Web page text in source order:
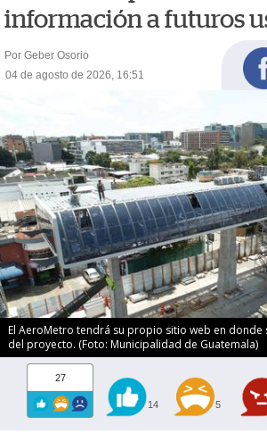
información a futuros
Por Geber Osorio
04 de agosto de 2026, 16:51
El AeroMetro tendrá su propio sitio web en
del proyecto. (Foto: Municipalidad de Guatemala)
27
14 5